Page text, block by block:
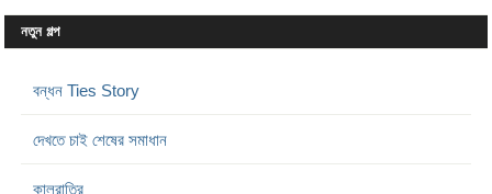
নতুন গল্প
বন্ধন Ties Story
দেখতে চাই শেষের সমাধান
কালরাত্রি